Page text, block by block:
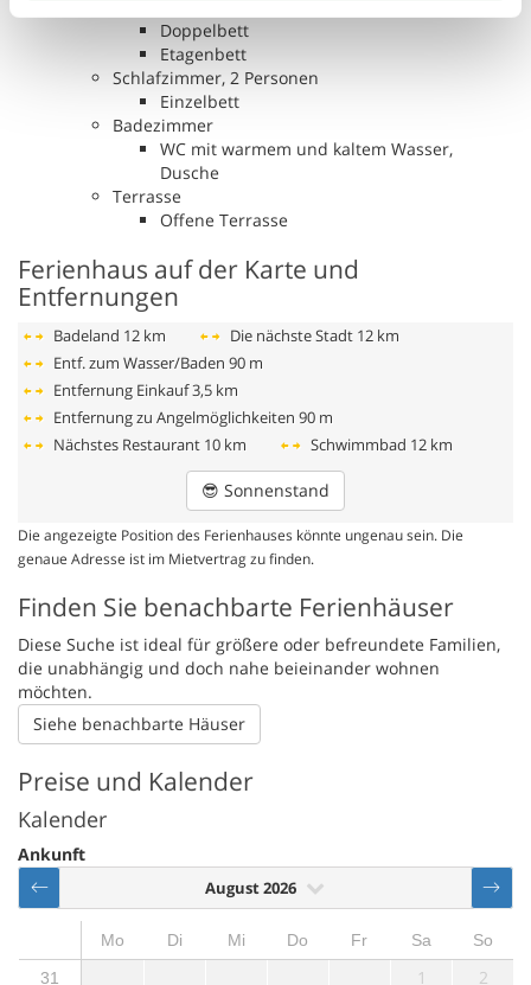
Schlafzimmer, 3 Personen
Doppelbett
Etagenbett
Schlafzimmer, 2 Personen
Einzelbett
Badezimmer
WC mit warmem und kaltem Wasser,
Dusche
Terrasse
Offene Terrasse
Ferienhaus auf der Karte und
Entfernungen
Badeland 12 km Die nächste Stadt 12 km
Entf. zum Wasser/Baden 90 m
Entfernung Einkauf3,5 km
Entfernung zu Angelmöglichkeiten 90 m
Nächstes Restaurant 10 km Schwimmbad 12 km
😎 Sonnenstand
Die angezeigte Position des Ferienhauses könnte ungenau sein. Die
genaue Adresse ist im Mietvertrag zu finden.
Finden Sie benachbarte Ferienhäuser
Diese Suche ist ideal für größere oder befreundete Familien,
die unabhängig und doch nahe beieinander wohnen
möchten.
Siehe benachbarte Häuser
Preise und Kalender
Kalender
Ankunft
August 2026
Mo Di Mi Do Fr Sa
So
31
1 2